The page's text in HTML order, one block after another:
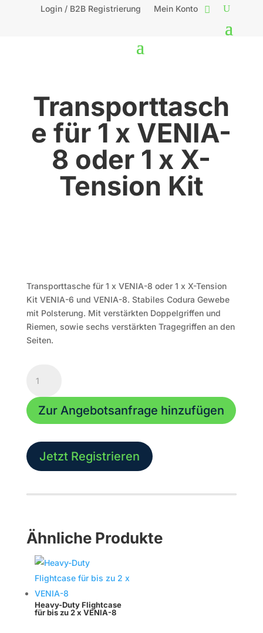
Login / B2B Registrierung Mein Konto
Transporttasch
e für 1 x VENIA-
8 oder 1 x X-
Tension Kit
Transporttasche für 1 x VENIA-8 oder 1 x X-Tension
Kit VENIA-6 und VENIA-8. Stabiles Codura Gewebe
mit Polsterung. Mit verstärkten Doppelgriffen und
Riemen, sowie sechs verstärkten Tragegriffen an den
Seiten.
x
VENIA-
oder
1
X-
Menge
Zur Angebotsanfrage hinzufügen
Jetzt Registrieren
Ähnliche Produkte
Heavy-Duty Flightcase
für bis zu 2 x VENIA-8